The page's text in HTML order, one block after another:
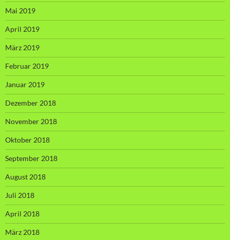
Mai 2019
April 2019
März 2019
Februar 2019
Januar 2019
Dezember 2018
November 2018
Oktober 2018
September 2018
August 2018
Juli 2018
April 2018
März 2018